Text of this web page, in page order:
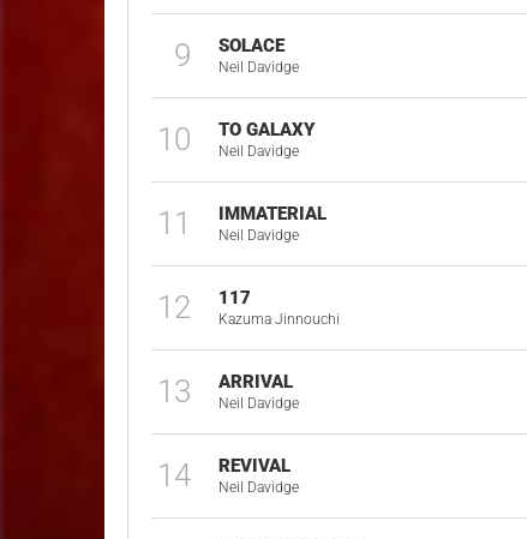
9 SOLACE
Neil Davidge
10 TO GALAXY
Neil Davidge
11 IMMATERIAL
Neil Davidge
12 117
Kazuma Jinnouchi
13 ARRIVAL
Neil Davidge
14 REVIVAL
Neil Davidge